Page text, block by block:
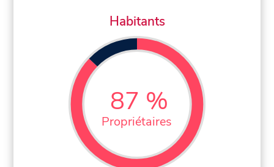
Habitants
87 %
Propriétaires